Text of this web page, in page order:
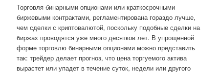
Торговля бинарными опционами или краткосрочными
биржевыми контрактами, регламентирована гораздо лучше,
чем сделки с криптовалютой, поскольку подобные сделки на
биржах проводятся уже много десятков лет. В упрощенной
форме торговлю бинарными опционами можно представить
так: трейдер делает прогноз, что цена торгуемого актива
вырастет или упадет в течение суток, недели или другого